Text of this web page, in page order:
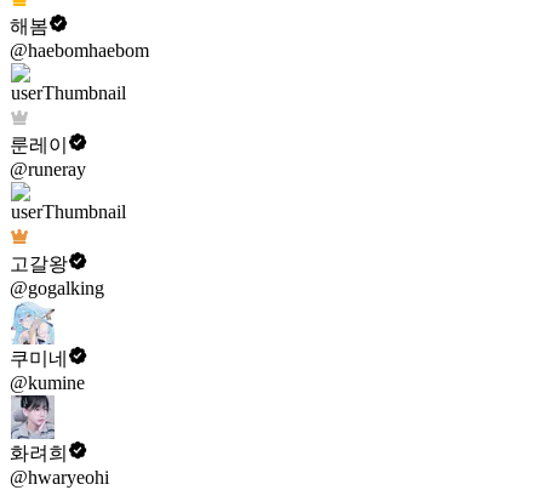
해봄
@haebomhaebom
룬레이
@runeray
고갈왕
@gogalking
쿠미네
@kumine
화려희
@hwaryeohi